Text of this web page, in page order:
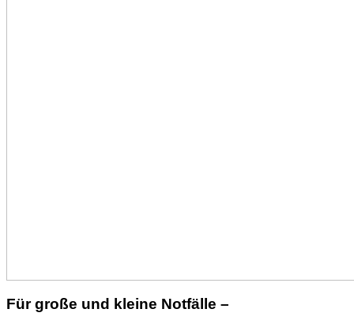
Für große und kleine Notfälle –